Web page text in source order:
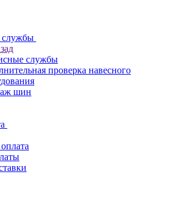
службы
службы
проверка навесного
шин